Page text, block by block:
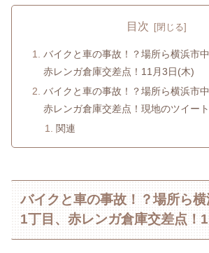
目次
バイクと車の事故！？場所ら横浜市
赤レンガ倉庫交差点！11月3日(木)
バイクと車の事故！？場所ら横浜市
赤レンガ倉庫交差点！現地のツイート
関連
バイクと車の事故！？場所ら
1丁目、赤レンガ倉庫交差点！